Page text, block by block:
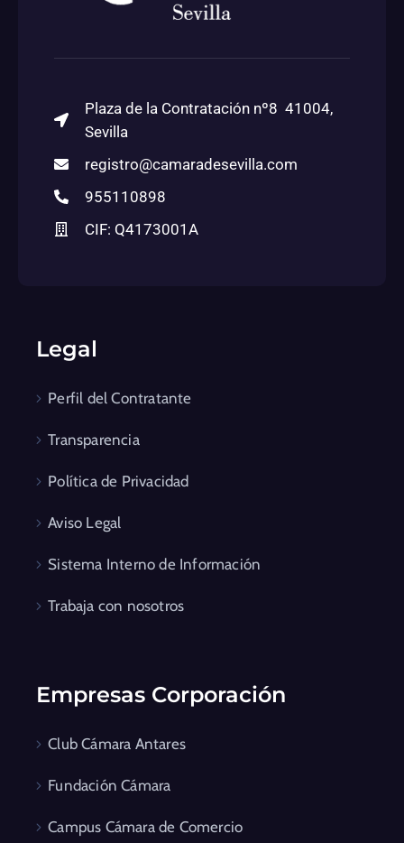
Plaza de la Contratación nº8 41004,
Sevilla
registro@camaradesevilla.com
955110898
CIF: Q4173001A
Legal
Perfil del Contratante
Transparencia
Política de Privacidad
Aviso Legal
Sistema Interno de Información
Trabaja con nosotros
Empresas Corporación
Club Cámara Antares
Fundación Cámara
Campus Cámara de Comercio